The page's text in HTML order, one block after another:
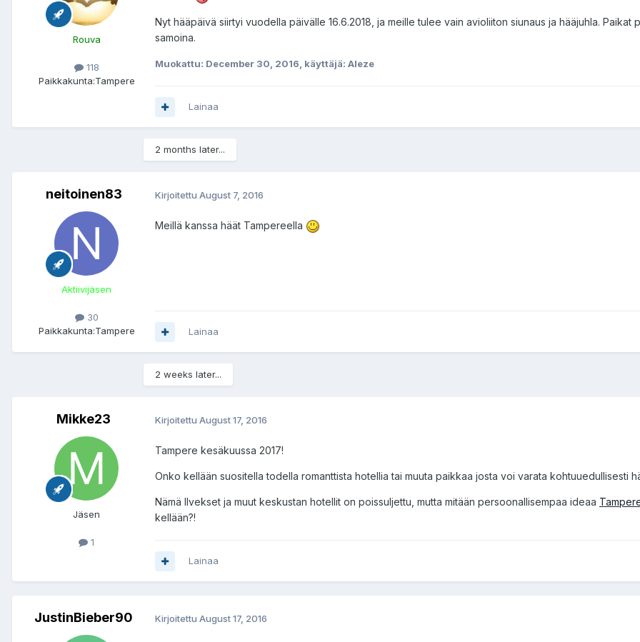
Rouva
118
Paikkakunta:Tampere
Nyt hääpäivä siirtyi vuodella päivälle 16.6.2018, ja meille tulee vain avioliiton siunaus ja hääjuhla. Paikat
samoina.
Muokattu: December 30, 2016 , käyttäjä: Aleze
Lainaa
2 months later...
neitoinen83
Aktiivijäsen
30
Paikkakunta:Tampere
Kirjoitettu August 7, 2016
Meillä kanssa häät Tampereella
Lainaa
2 weeks later...
Mikke23
Jäsen
1
Kirjoitettu August 17, 2016
Tampere kesäkuussa 2017!
Onko kellään suositella todella romanttista hotellia tai muuta paikkaa josta voi varata kohtuuedullisesti
Nämä Ilvekset ja muut keskustan hotellit on poissuljettu, mutta mitään persoonallisempaa ideaa
kellään?!
Lainaa
JustinBieber90 Kirjoitettu August 17, 2016